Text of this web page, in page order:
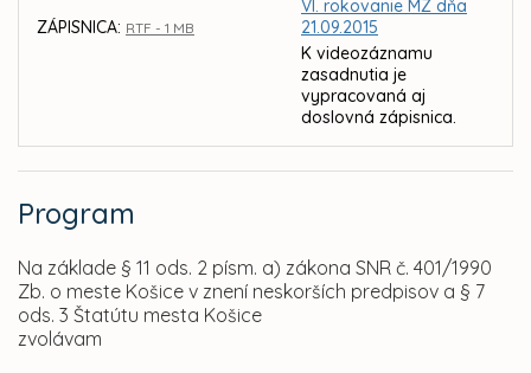
ZÁPISNICA: RTF - 1 MB
VI. rokovanie MZ dňa
21.09.2015
K videozáznamu
zasadnutia je
vypracovaná aj
doslovná zápisnica.
Program
Na základe § 11 ods. 2 písm. a) zákona SNR č. 401/1990
Zb. o meste Košice v znení neskorších predpisov a § 7
ods. 3 Štatútu mesta Košice
zvolávam